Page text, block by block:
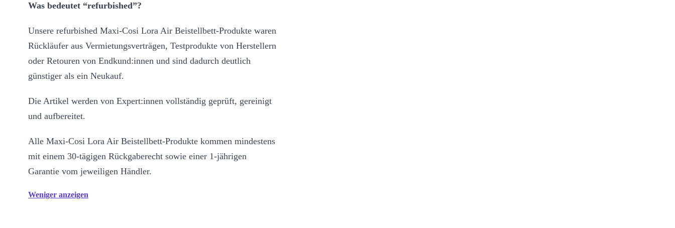
Was bedeutet “refurbished”?
Unsere refurbished Maxi-Cosi Lora Air Beistellbett-Produkte waren
Rückläufer aus Vermietungsverträgen, Testprodukte von Herstellern
oder Retouren von Endkund:innen und sind dadurch deutlich
günstiger als ein Neukauf.
Die Artikel werden von Expert:innen vollständig geprüft, gereinigt
und aufbereitet.
Alle Maxi-Cosi Lora Air Beistellbett-Produkte kommen mindestens
mit einem 30-tägigen Rückgaberecht sowie einer 1-jährigen
Garantie vom jeweiligen Händler.
Weniger anzeigen